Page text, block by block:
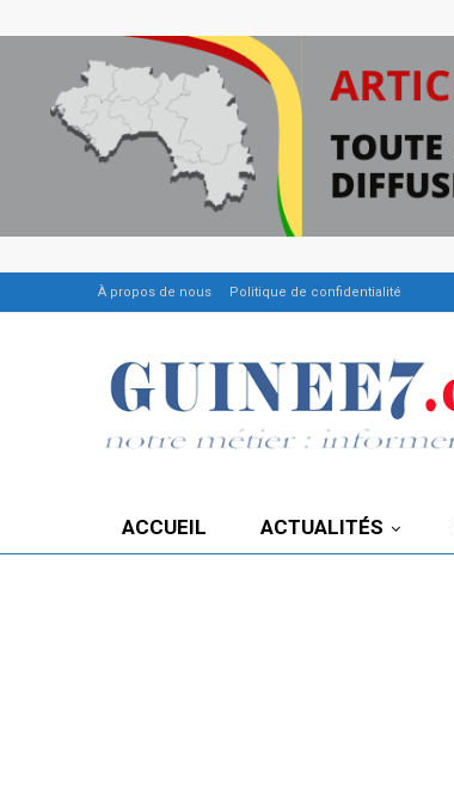
À propos de nous Politique de confidentialité
ACCUEIL ACTUALITÉS